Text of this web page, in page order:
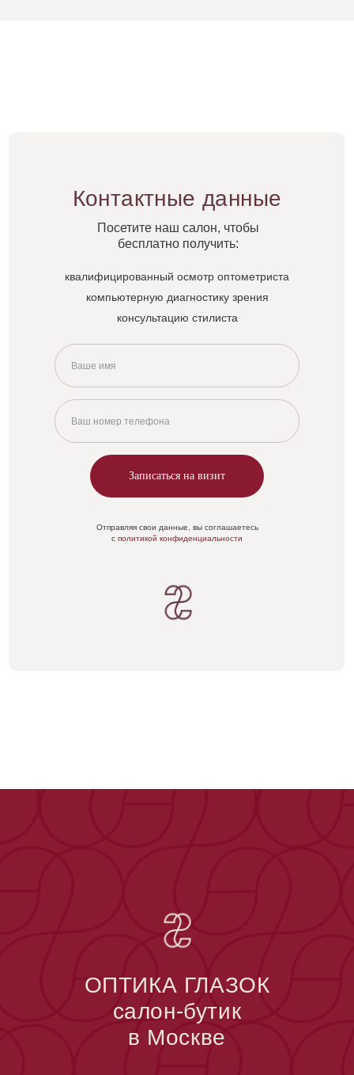
Контактные данные
квалифицированный осмотр оптометриста
Посетите наш салон, чтобы
бесплатно получить:
компьютерную диагностику зрения
консультацию стилиста
Записаться на визит
Отправляя свои данные, вы соглашаетесь
с политикой конфиденциальности
ОПТИКА ГЛАЗОК
салон-бутик
в Москве